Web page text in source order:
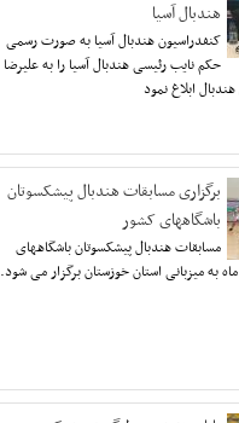
هندبال آسیا
کنفدراسیون هندبال آسیا به صورت رسمی
حکم نایب رئیسی هندبال آسیا را به علیرضا
ابلاغ نمود
برگزاری مسابقات هندبال پیشکسوتان
باشگاههای کشور
مسابقات هندبال پیشکسوتان باشگاههای
به میزبانی استان خوزستان برگزار می شود.